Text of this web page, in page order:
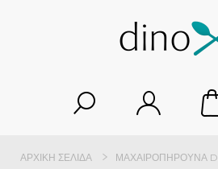
ΑΡΧΙΚΉ ΣΕΛΊΔΑ ΜΑΧΑΙΡΟΠΉΡΟΥΝΑ